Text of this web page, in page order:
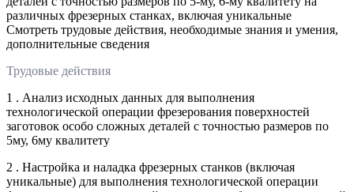
различных фрезерных станках, включая уникальные
Смотреть трудовые действия, необходимые знания и умения,
дополнительные сведения
Трудовые действия
1 . Анализ исходных данных для выполнения
технологической операции фрезерования поверхностей
заготовок особо сложных деталей с точностью размеров по
5му, 6му квалитету
2 . Настройка и наладка фрезерных станков (включая
уникальные) для выполнения технологической операции